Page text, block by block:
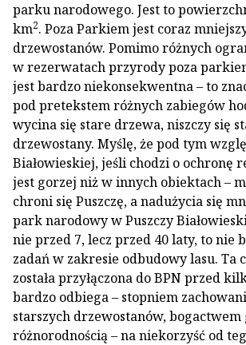
parku narodowego. Jest to
km2. Poza Parkiem jest coraz
drzewostanów. Pomimo różnych
w rezerwatach przyrody poza
jest bardzo niekonsekwentna – to
pod pretekstem różnych zabiegów
wycina się stare drzewa, niszczy się
drzewostany. Myślę, że pod tym
Białowieskiej, jeśli chodzi o ochronę
jest gorzej niż w innych obiektach –
chroni się Puszczę, a nadużycia się
park narodowy w Puszczy
nie przed 7, lecz przed 40 laty, to nie
zadań w zakresie odbudowy lasu. Ta
została przyłączona do BPN przed
bardzo odbiega – stopniem
starszych drzewostanów,
różnorodnością – na niekorzyść od